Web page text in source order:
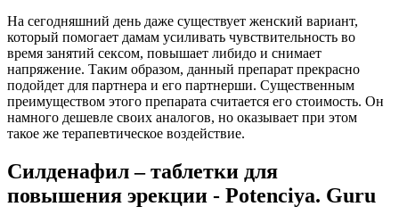
На сегодняшний день даже существует женский вариант,
который помогает дамам усиливать чувствительность во
время занятий сексом, повышает либидо и снимает
напряжение. Таким образом, данный препарат прекрасно
подойдет для партнера и его партнерши. Существенным
преимуществом этого препарата считается его стоимость. Он
намного дешевле своих аналогов, но оказывает при этом
такое же терапевтическое воздействие.
Силденафил – таблетки для
повышения эрекции - Potenciya. Guru